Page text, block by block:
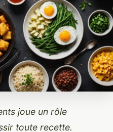
joue un rôle
toute recette.